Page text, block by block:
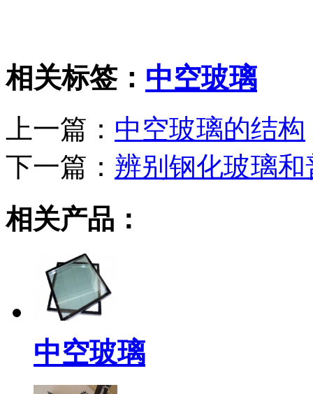
相关标签： 中空玻璃
上一篇： 中空玻璃的结构
下一篇： 辨别钢化玻璃
相关产品：
中空玻璃